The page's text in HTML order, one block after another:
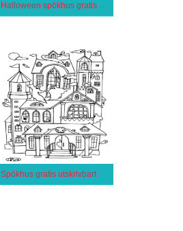
Halloween spökhus gratis utskrivbar för barn
Spökhus gratis utskrivbart